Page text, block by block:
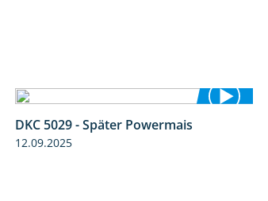
DKC 5029 - Später Powermais
12.09.2025